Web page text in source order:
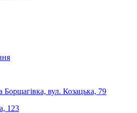
Борщагівка, вул. Козацька, 79
123